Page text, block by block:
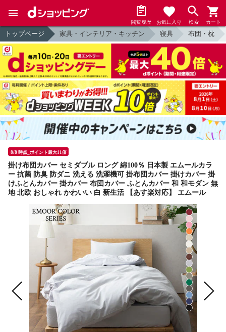
閲覧履歴 お気に入り 検索 カート
トップページ 家具・インテリア・キッチン 寝具 布団・枕
8/8 時点_ポイント最大11倍
掛け布団カバー セミダブル ロング 綿100％ 日本製 エムールカラ
ー 抗菌 防臭 防ダニ 洗える 洗濯機可 掛布団カバー 掛けカバー 掛
けふとんカバー 掛カバー 布団カバー ふとんカバー 和 和モダン 無
地 北欧 おしゃれ かわいい 白 新生活 【あす楽対応】 エムール